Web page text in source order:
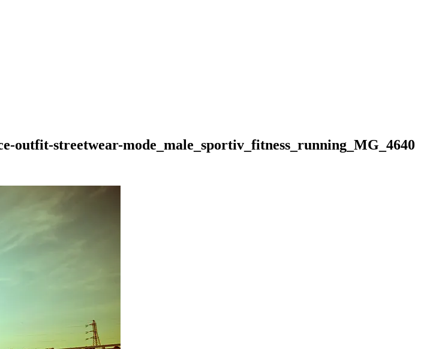
outfit-streetwear-mode_male_sportiv_fitness_running_MG_4640